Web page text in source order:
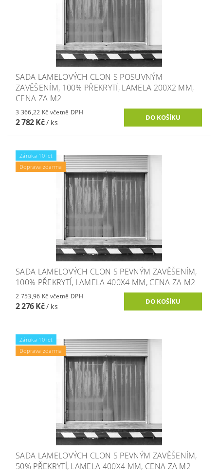
SADA LAMELOVÝCH CLON S POSUVNÝM
ZAVĚŠENÍM, 100% PŘEKRYTÍ, LAMELA 200X2 MM,
CENA ZA M2
3 366,22 Kč včetně DPH
2 782 Kč/ ks
Záruka 10 let
Doprava zdarma
SADA LAMELOVÝCH CLON S PEVNÝM ZAVĚŠENÍM,
100% PŘEKRYTÍ, LAMELA 400X4 MM, CENA ZA M2
2 753,96 Kč včetně DPH
2 276 Kč/ ks
Záruka 10 let
Doprava zdarma
SADA LAMELOVÝCH CLON S PEVNÝM ZAVĚŠENÍM,
50% PŘEKRYTÍ, LAMELA 400X4 MM, CENA ZA M2